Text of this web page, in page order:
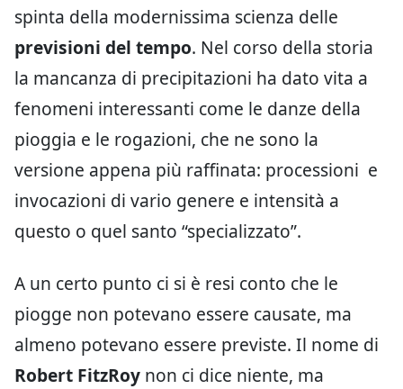
spinta della modernissima scienza delle
previsioni del tempo. Nel corso della storia
la mancanza di precipitazioni ha dato vita a
fenomeni interessanti come le danze della
pioggia e le rogazioni, che ne sono la
versione appena più raffinata: processioni e
invocazioni di vario genere e intensità a
questo o quel santo “specializzato”.
A un certo punto ci si è resi conto che le
piogge non potevano essere causate, ma
almeno potevano essere previste. Il nome di
Robert FitzRoy non ci dice niente, ma